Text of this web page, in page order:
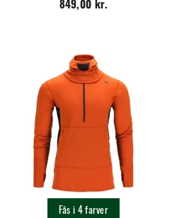
849,00 kr.
Fås i 4 farver